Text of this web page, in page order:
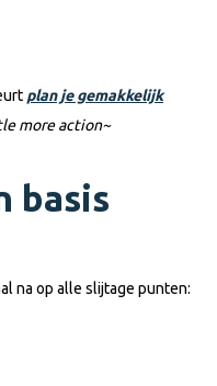
plan je gemakkelijk
more action~
basis
na op alle slijtage punten: